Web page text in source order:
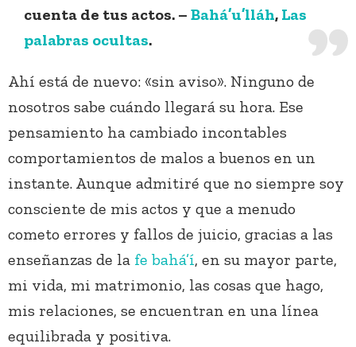
cuenta de tus actos. – Bahá’u’lláh, Las
palabras ocultas.
Ahí está de nuevo: «sin aviso». Ninguno de
nosotros sabe cuándo llegará su hora. Ese
pensamiento ha cambiado incontables
comportamientos de malos a buenos en un
instante. Aunque admitiré que no siempre soy
consciente de mis actos y que a menudo
cometo errores y fallos de juicio, gracias a las
enseñanzas de la fe bahá’í, en su mayor parte,
mi vida, mi matrimonio, las cosas que hago,
mis relaciones, se encuentran en una línea
equilibrada y positiva.